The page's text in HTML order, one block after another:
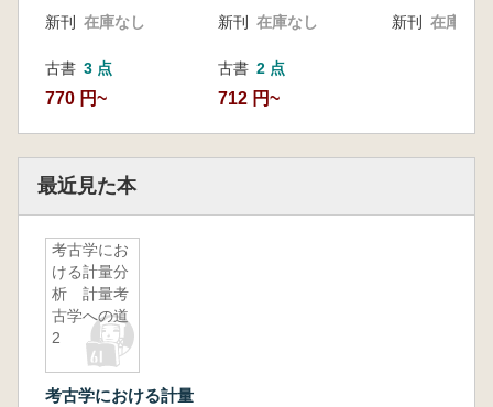
新刊 在庫なし
古書 3 点
770 円~
新刊 在庫なし
古書 2 点
712 円~
新刊 在庫なし
最近見た本
考古学にお
ける計量分
析 計量考
古学への道
2
考古学における計量